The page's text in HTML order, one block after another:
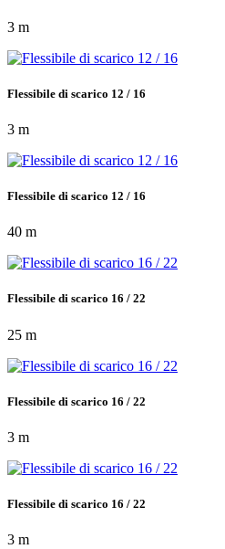
3 m
Flessibile di scarico 12 / 16
3 m
Flessibile di scarico 12 / 16
40 m
Flessibile di scarico 16 / 22
25 m
Flessibile di scarico 16 / 22
3 m
Flessibile di scarico 16 / 22
3 m